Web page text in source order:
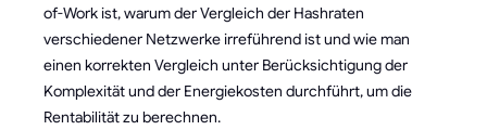
of-Work ist, warum der Vergleich der Hashraten
verschiedener Netzwerke irreführend ist und wie man
einen korrekten Vergleich unter Berücksichtigung der
Komplexität und der Energiekosten durchführt, um die
Rentabilität zu berechnen.